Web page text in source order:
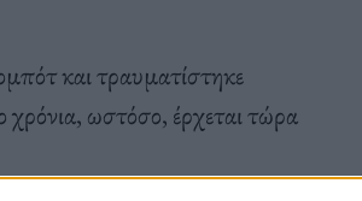
και τραυματίστηκε
ωστόσο, έρχεται τώρα